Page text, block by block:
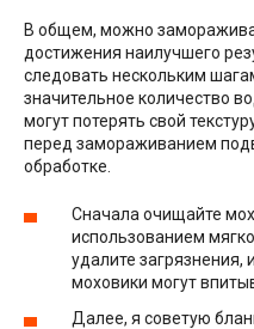
В общем, можно
достижения наилучшего
следовать нескольким
значительное количество
могут потерять свой
перед замораживанием
обработке.
Сначала очищайте
использованием
удалите загрязнения,
моховики могут
Далее, я советую